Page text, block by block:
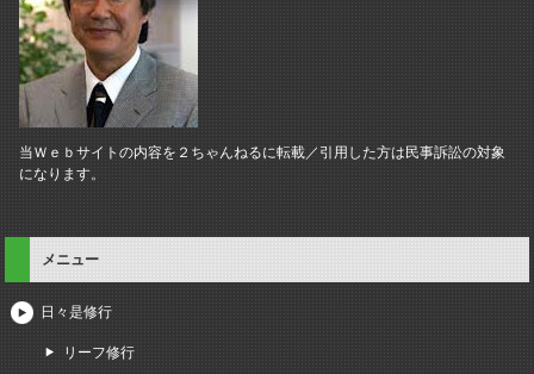
当Ｗｅｂサイトの内容を２ちゃんねるに転載／引用した方は民事訴訟の対象
になります。
メニュー
日々是修行
リーフ修行